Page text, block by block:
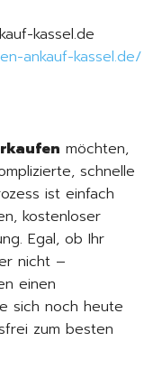
kassel.de
ankauf-kassel.de/
möchten,
schnelle
ist einfach
kostenloser
Egal, ob Ihr
nicht –
einen
sich noch heute
zum besten